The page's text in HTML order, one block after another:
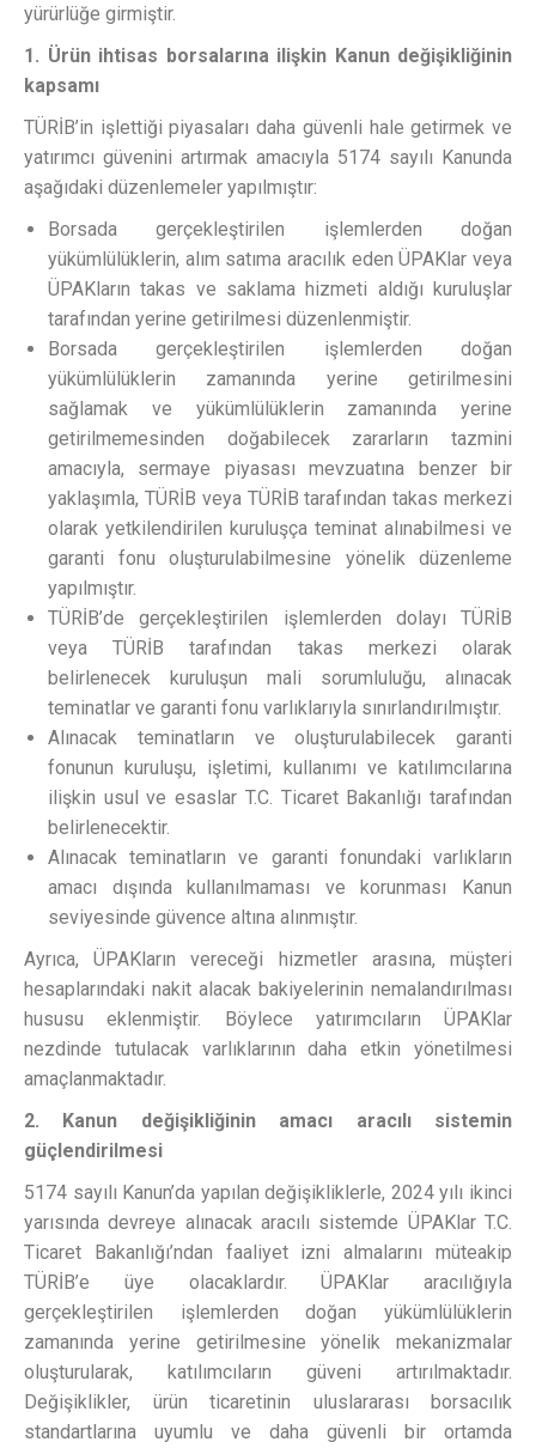
yürürlüğe girmiştir.
1. Ürün ihtisas borsalarına ilişkin Kanun değişikliğinin
kapsamı
TÜRİB’in işlettiği piyasaları daha güvenli hale getirmek ve
yatırımcı güvenini artırmak amacıyla 5174 sayılı Kanunda
aşağıdaki düzenlemeler yapılmıştır:
Borsada gerçekleştirilen işlemlerden doğan
yükümlülüklerin, alım satıma aracılık eden ÜPAKlar veya
ÜPAKların takas ve saklama hizmeti aldığı kuruluşlar
tarafından yerine getirilmesi düzenlenmiştir.
Borsada gerçekleştirilen işlemlerden doğan
yükümlülüklerin zamanında yerine getirilmesini
sağlamak ve yükümlülüklerin zamanında yerine
getirilmemesinden doğabilecek zararların tazmini
amacıyla, sermaye piyasası mevzuatına benzer bir
yaklaşımla, TÜRİB veya TÜRİB tarafından takas merkezi
olarak yetkilendirilen kuruluşça teminat alınabilmesi ve
garanti fonu oluşturulabilmesine yönelik düzenleme
yapılmıştır.
TÜRİB’de gerçekleştirilen işlemlerden dolayı TÜRİB
veya TÜRİB tarafından takas merkezi olarak
belirlenecek kuruluşun mali sorumluluğu, alınacak
teminatlar ve garanti fonu varlıklarıyla sınırlandırılmıştır.
Alınacak teminatların ve oluşturulabilecek garanti
fonunun kuruluşu, işletimi, kullanımı ve katılımcılarına
ilişkin usul ve esaslar T.C. Ticaret Bakanlığı tarafından
belirlenecektir.
Alınacak teminatların ve garanti fonundaki varlıkların
amacı dışında kullanılmaması ve korunması Kanun
seviyesinde güvence altına alınmıştır.
Ayrıca, ÜPAKların vereceği hizmetler arasına, müşteri
hesaplarındaki nakit alacak bakiyelerinin nemalandırılması
hususu eklenmiştir. Böylece yatırımcıların ÜPAKlar
nezdinde tutulacak varlıklarının daha etkin yönetilmesi
amaçlanmaktadır.
2. Kanun değişikliğinin amacı aracılı sistemin
güçlendirilmesi
5174 sayılı Kanun’da yapılan değişikliklerle, 2024 yılı ikinci
yarısında devreye alınacak aracılı sistemde ÜPAKlar T.C.
Ticaret Bakanlığı’ndan faaliyet izni almalarını müteakip
TÜRİB’e üye olacaklardır. ÜPAKlar aracılığıyla
gerçekleştirilen işlemlerden doğan yükümlülüklerin
zamanında yerine getirilmesine yönelik mekanizmalar
oluşturularak, katılımcıların güveni artırılmaktadır.
Değişiklikler, ürün ticaretinin uluslararası borsacılık
standartlarına uyumlu ve daha güvenli bir ortamda